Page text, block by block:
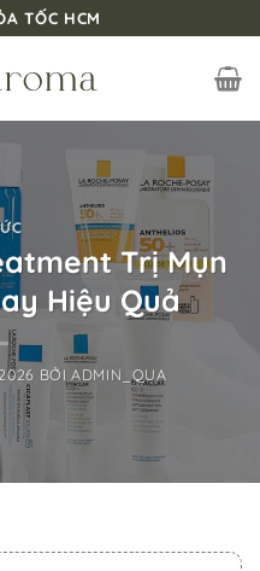
TỐC HCM
Trị Mụn
Hiệu Quả
BỞIADMIN_QUA